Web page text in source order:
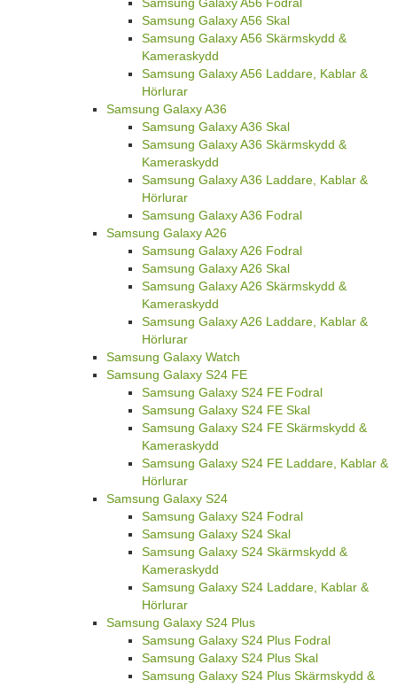
Samsung Galaxy A56 Skal
Samsung Galaxy A56 Skärmskydd &
Kameraskydd
Samsung Galaxy A56 Laddare, Kablar &
Hörlurar
Samsung Galaxy A36
Samsung Galaxy A36 Skal
Samsung Galaxy A36 Skärmskydd &
Kameraskydd
Samsung Galaxy A36 Laddare, Kablar &
Hörlurar
Samsung Galaxy A36 Fodral
Samsung Galaxy A26
Samsung Galaxy A26 Fodral
Samsung Galaxy A26 Skal
Samsung Galaxy A26 Skärmskydd &
Kameraskydd
Samsung Galaxy A26 Laddare, Kablar &
Hörlurar
Samsung Galaxy Watch
Samsung Galaxy S24 FE
Samsung Galaxy S24 FE Fodral
Samsung Galaxy S24 FE Skal
Samsung Galaxy S24 FE Skärmskydd &
Kameraskydd
Samsung Galaxy S24 FE Laddare, Kablar &
Hörlurar
Samsung Galaxy S24
Samsung Galaxy S24 Fodral
Samsung Galaxy S24 Skal
Samsung Galaxy S24 Skärmskydd &
Kameraskydd
Samsung Galaxy S24 Laddare, Kablar &
Hörlurar
Samsung Galaxy S24 Plus
Samsung Galaxy S24 Plus Fodral
Samsung Galaxy S24 Plus Skal
Samsung Galaxy S24 Plus Skärmskydd &